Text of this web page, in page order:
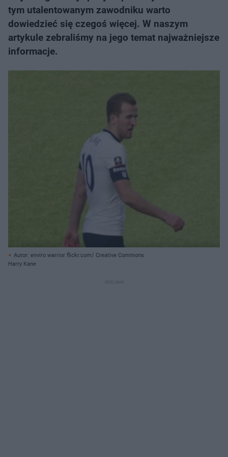
tym utalentowanym zawodniku warto
dowiedzieć się czegoś więcej. W naszym
artykule zebraliśmy na jego temat najważniejsze
informacje.
Autor: enviro warrior flickr.com/ Creative Commons
Harry Kane